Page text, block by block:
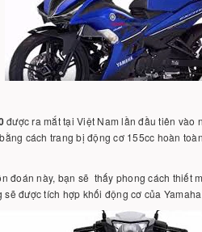
được ra mắt tại Việt Nam lần đầu tiên vào
cách trang bị động cơ 155cc hoàn
đoán này, bạn sẽ thấy phong cách thiết
được tích hợp khối động cơ của